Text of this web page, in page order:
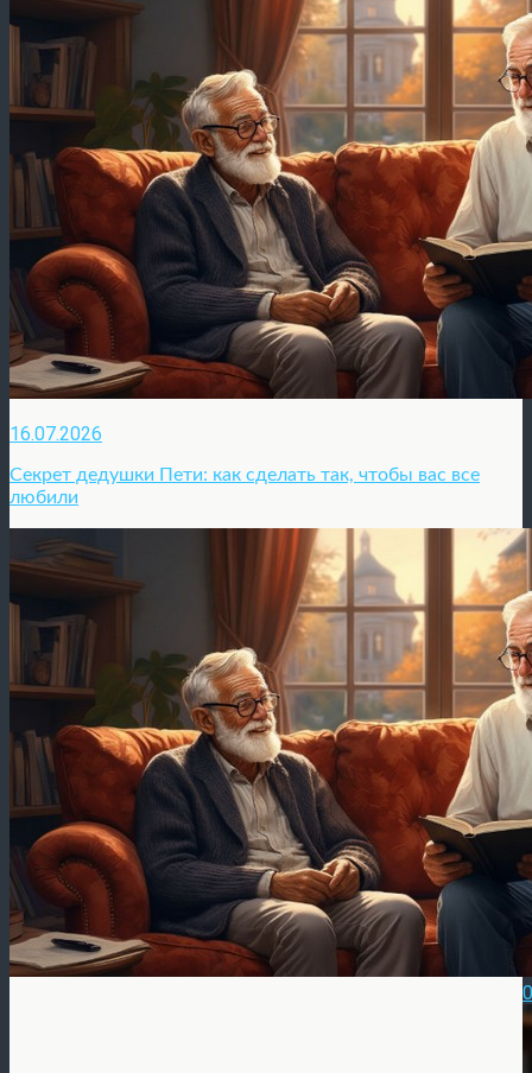
16.07.2026
Секрет дедушки Пети: как сделать так, чтобы вас все
любили
0